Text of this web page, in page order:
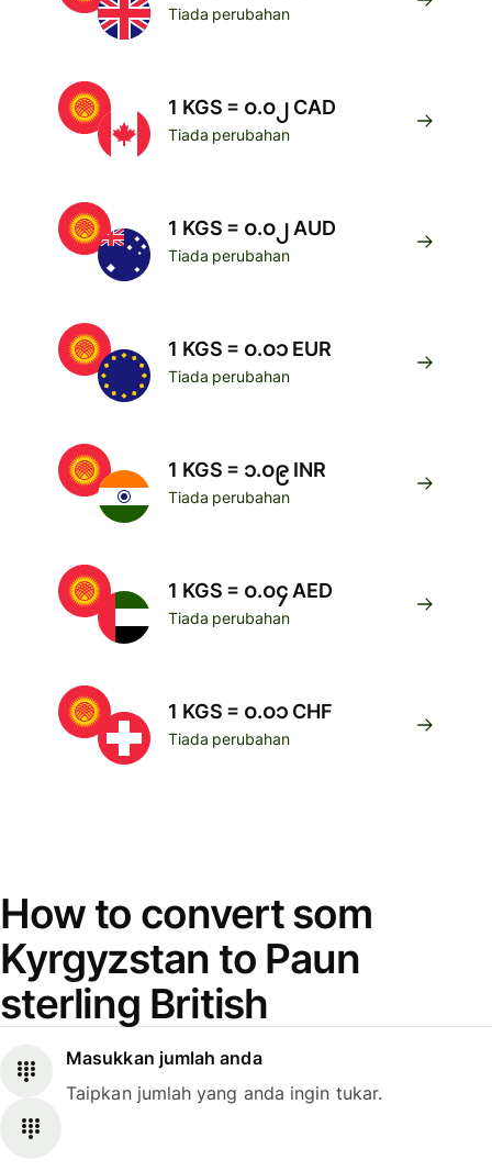
Tiada perubahan
1 KGS = ၀.၀၂ CAD
Tiada perubahan
1 KGS = ၀.၀၂ AUD
Tiada perubahan
1 KGS = ၀.၀၁ EUR
Tiada perubahan
1 KGS = ၁.၀၉ INR
Tiada perubahan
1 KGS = ၀.၀၄ AED
Tiada perubahan
1 KGS = ၀.၀၁ CHF
Tiada perubahan
How to convert som
Kyrgyzstan to Paun
sterling British
Masukkan jumlah anda
Taipkan jumlah yang anda ingin tukar.